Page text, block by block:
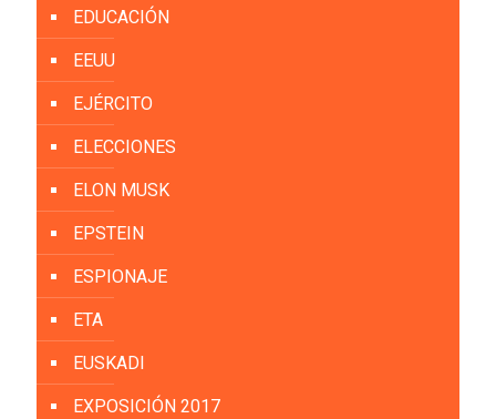
EDUCACIÓN
EEUU
EJÉRCITO
ELECCIONES
ELON MUSK
EPSTEIN
ESPIONAJE
ETA
EUSKADI
EXPOSICIÓN 2017